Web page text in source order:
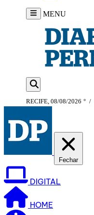
MENU
RECIFE, 08/08/2026 ° /
Fechar
DIGITAL
HOME